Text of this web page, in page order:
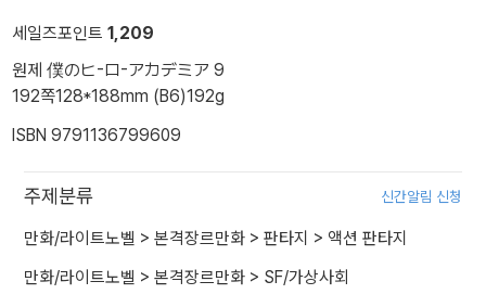
세일즈포인트 1,209
원제 僕のヒ-ロ-アカデミア 9
192쪽128*188mm (B6)192g
ISBN 9791136799609
주제분류 신간알림 신청
만화/라이트노벨 > 본격장르만화 > 판타지 > 액션 판타지
만화/라이트노벨 > 본격장르만화 > SF/가상사회